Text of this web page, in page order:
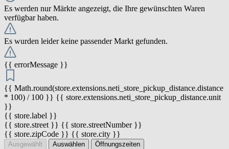
Es werden nur Märkte angezeigt, die Ihre gewünschten Waren
verfügbar haben.
Es wurden leider keine passender Markt gefunden.
{{ errorMessage }}
{{ Math.round(store.extensions.neti_store_pickup_distance.distance
* 100) / 100 }} {{ store.extensions.neti_store_pickup_distance.unit
}}
{{ store.label }}
{{ store.street }} {{ store.streetNumber }}
{{ store.zipCode }} {{ store.city }}
Ausgewählt Auswählen Öffnungszeiten